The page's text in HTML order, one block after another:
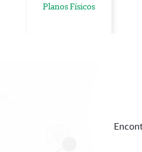
Planos Físicos